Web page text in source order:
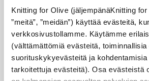
Knitting for Olive (jäljempänäKnitting for
”meitä”, ”meidän”) käyttää evästeitä,
verkkosivustollamme. Käytämme
(välttämättömiä evästeitä, toiminnallisia
suorituskykyevästeitä ja kohdentamisia
tarkoitettuja evästeitä). Osa evästeistä
PEARL GRAY
SALE PRICE
€10,10